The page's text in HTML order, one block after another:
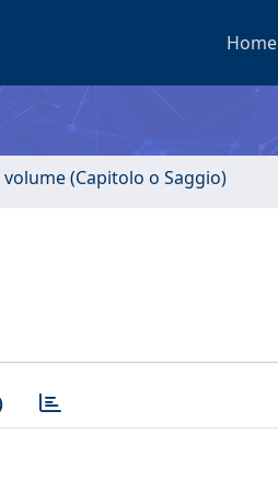
Home
(Capitolo o Saggio)